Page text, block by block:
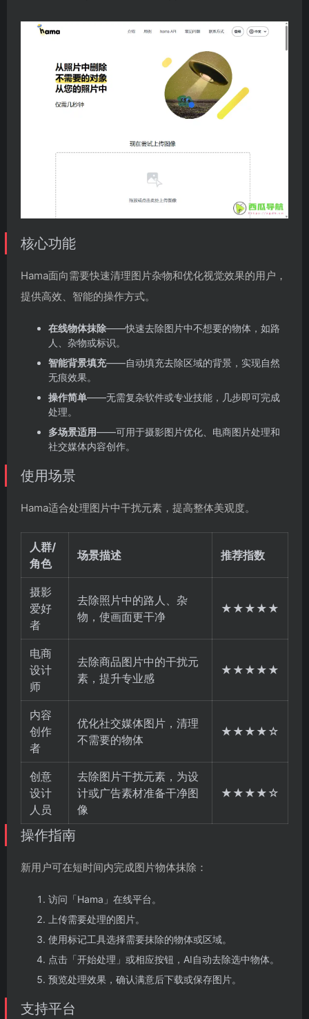
核心功能
Hama面向需要快速清理图片杂物和优化视觉效果的用户，
提供高效、智能的操作方式。
在线物体抹除——快速去除图片中不想要的物体，如路
人、杂物或标识。
智能背景填充——自动填充去除区域的背景，实现自然
无痕效果。
操作简单——无需复杂软件或专业技能，几步即可完成
处理。
多场景适用——可用于摄影图片优化、电商图片处理和
社交媒体内容创作。
使用场景
Hama适合处理图片中干扰元素，提高整体美观度。
人群/
角色
场景描述 推荐指数
摄影
爱好
者
去除照片中的路人、杂
物，使画面更干净
★★★★★
电商
设计
师
去除商品图片中的干扰元
素，提升专业感
★★★★★
内容
创作
者
优化社交媒体图片，清理
不需要的物体
★★★★☆
创意
设计
人员
去除图片干扰元素，为设
计或广告素材准备干净图
像
★★★★☆
操作指南
新用户可在短时间内完成图片物体抹除：
访问「Hama」在线平台。
上传需要处理的图片。
使用标记工具选择需要抹除的物体或区域。
点击「开始处理」或相应按钮，AI自动去除选中物体。
预览处理效果，确认满意后下载或保存图片。
支持平台